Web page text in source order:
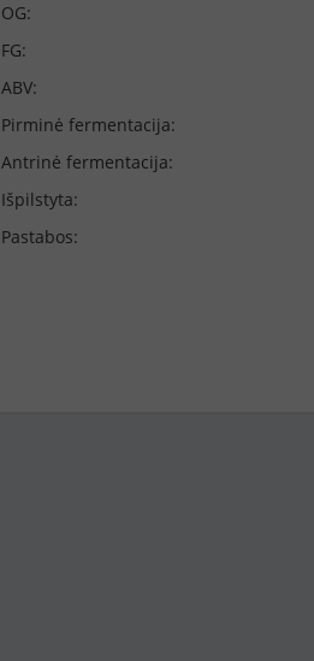
OG:
FG:
ABV:
Pirminė fermentacija:
Antrinė fermentacija:
Išpilstyta:
Pastabos: